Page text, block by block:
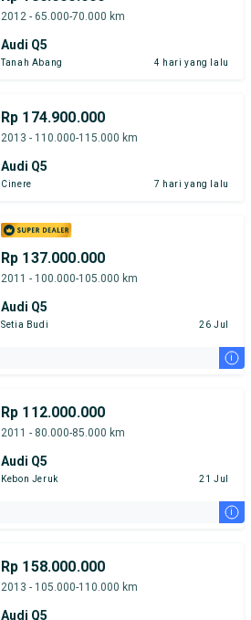
2012 - 65.000-70.000 km
Audi Q5
Tanah Abang 4 hari yang lalu
Rp 174.900.000
2013 - 110.000-115.000 km
Audi Q5
Cinere 7 hari yang lalu
Rp 137.000.000
2011 - 100.000-105.000 km
Audi Q5
Setia Budi 26 Jul
i
Rp 112.000.000
2011 - 80.000-85.000 km
Audi Q5
Kebon Jeruk 21 Jul
i
Rp 158.000.000
2013 - 105.000-110.000 km
Audi Q5